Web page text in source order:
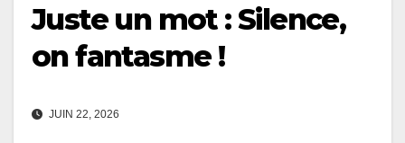
Juste un mot : Silence,
on fantasme !
JUIN 22, 2026